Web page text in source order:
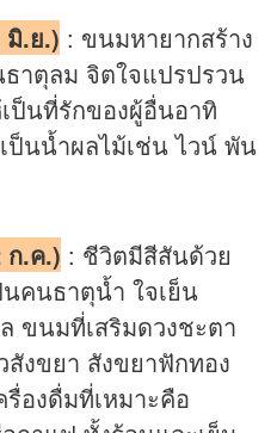
มิ.ย.) : ขนมหายากสร้าง
าตุลม จิตใจแปรปรวน
ป็นที่รักของผู้อื่นอาทิ
ป็นน้ำผลไม้เช่น ไวน์ พัน
ก.ค.) : ชีวิตมีสีสันด้วย
คนธาตุน้ำ ใจเย็น
ขนมที่เสริมดวงชะตา
สังขยา สังขยาฟักทอง
องดื่มที่เหมาะคือ